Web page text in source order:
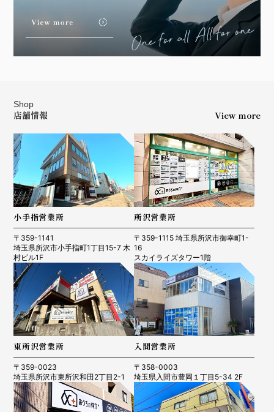
Shop
店舗情報 View more
小手指営業所
〒359-1141
埼玉県所沢市小手指町1丁目15-7 木
村ビル1F
所沢営業所
〒359-1115 埼玉県所沢市御幸町1-
16
スカイライズタワー1階
東所沢営業所
〒359-0023
埼玉県所沢市東所沢和田2丁目2-1
入間営業所
〒358-0003
埼玉県入間市豊岡１丁目5-34 2F